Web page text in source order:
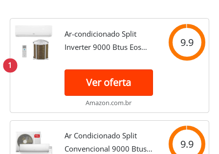
1
Ar-condicionado Split
Inverter 9000 Btus Eos
Quente e Frio
Eas9000iqfe2/eas9000iqfi2
9.9
Ver oferta
Amazon.com.br
Ar Condicionado Split
Convencional 9000 Btus
9.9